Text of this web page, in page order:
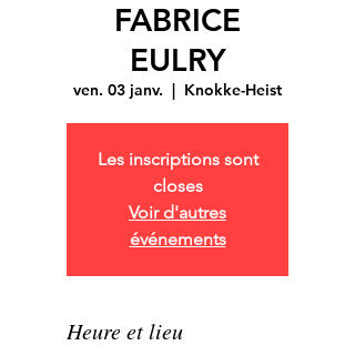
FABRICE
EULRY
ven. 03 janv.
  |
Knokke-Heist
Les inscriptions sont
closes
Voir d'autres
événements
Heure et lieu